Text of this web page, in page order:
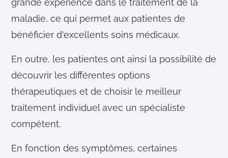
grande expérience dans le traitement de la
maladie, ce qui permet aux patientes de
bénéficier d'excellents soins médicaux.
En outre, les patientes ont ainsi la possibilité de
découvrir les différentes options
thérapeutiques et de choisir le meilleur
traitement individuel avec un spécialiste
compétent.
En fonction des symptômes, certaines